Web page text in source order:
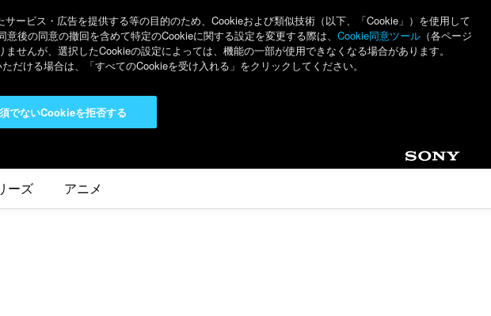
ービス・広告を提供する等の目的のため、Cookieおよび類似技術（以下、「Cookie」）を使用して
意後の同意の撤回を含めて特定のCookieに関する設定を変更する際は、 Cookie同意ツール （各ページ
んが、選択したCookieの設定によっては、機能の一部が使用できなくなる場合があります。
だける場合は、「すべてのCookieを受け入れる」をクリックしてください。
でないCookieを拒否する
Sony
ーズ アニメ